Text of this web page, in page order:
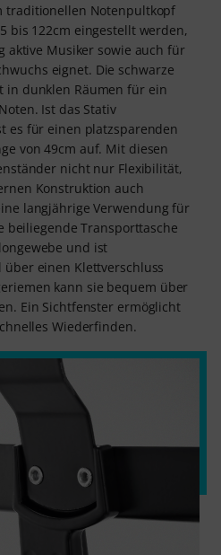
traditionellen Notenpultkopf
bis 122cm eingestellt werden,
aktive Musiker sowie auch für
eignet. Die schwarze
in dunklen Räumen für ein
Ist das Stativ
es für einen platzsparenden
von 49cm auf. Mit diesen
nicht nur Flexibilität,
Konstruktion auch
langjährige Verwendung für
beiliegende Transporttasche
und ist
einen Klettverschluss
kann sie bequem über
Ein Sichtfenster ermöglicht
Wiederfinden.